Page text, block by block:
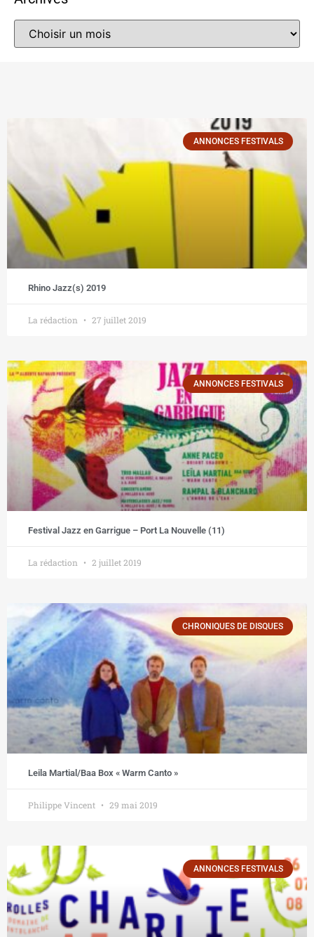
ANNONCES FESTIVALS
Rhino Jazz(s) 2019
La rédaction 27 juillet 2019
ANNONCES FESTIVALS
Festival Jazz en Garrigue – Port La Nouvelle (11)
La rédaction 2 juillet 2019
CHRONIQUES DE DISQUES
Leila Martial/Baa Box « Warm Canto »
Philippe Vincent 29 mai 2019
ANNONCES FESTIVALS